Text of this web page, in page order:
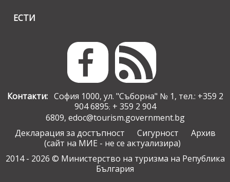
ЕСТИ
Контакти:София 1000, ул. "Съборна" № 1, тел.: +359 2
904 6895; + 359 2 904
6809, edoc@tourism.government.bg
Декларация за достъпност
Сигурност
Архив
(сайт на МИЕ - не се актуализира)
2014 - 2026 © Министерство на туризма на Република
България